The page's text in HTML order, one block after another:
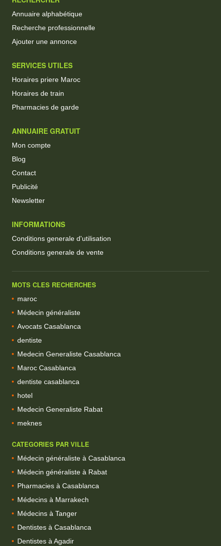
Annuaire alphabétique
Recherche professionnelle
Ajouter une annonce
SERVICES UTILES
Horaires priere Maroc
Horaires de train
Pharmacies de garde
ANNUAIRE GRATUIT
Mon compte
Blog
Contact
Publicité
Newsletter
INFORMATIONS
Conditions generale d'utilisation
Conditions generale de vente
MOTS CLES RECHERCHES
maroc
Médecin généraliste
Avocats Casablanca
dentiste
Medecin Generaliste Casablanca
Maroc Casablanca
dentiste casablanca
hotel
Medecin Generaliste Rabat
meknes
CATEGORIES PAR VILLE
Médecin généraliste à Casablanca
Médecin généraliste à Rabat
Pharmacies à Casablanca
Médecins à Marrakech
Médecins à Tanger
Dentistes à Casablanca
Dentistes à Agadir